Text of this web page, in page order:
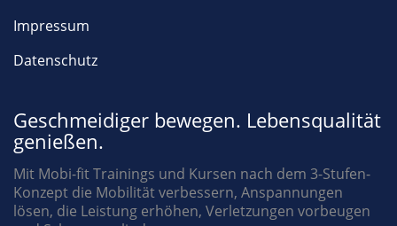
Impressum
Datenschutz
Geschmeidiger bewegen. Lebensqualität
genießen.
Mit Mobi-fit Trainings und Kursen nach dem 3-Stufen-
Konzept die Mobilität verbessern, Anspannungen
lösen, die Leistung erhöhen, Verletzungen vorbeugen